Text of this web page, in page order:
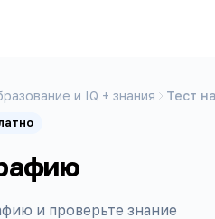
и IQ + знания Тест
и проверьте знание